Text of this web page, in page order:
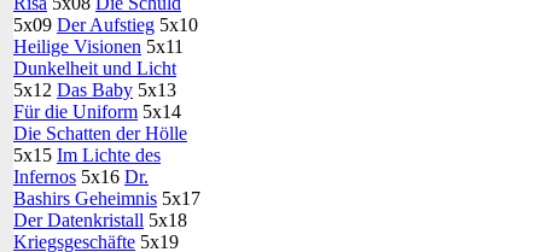
5x09 Der Aufstieg 5x10
Heilige Visionen 5x11
Dunkelheit und Licht
5x12 Das Baby 5x13
Für die Uniform 5x14
Die Schatten der Hölle
5x15 Im Lichte des
Infernos 5x16 Dr.
Bashirs Geheimnis 5x17
Der Datenkristall 5x18
Kriegsgeschäfte 5x19